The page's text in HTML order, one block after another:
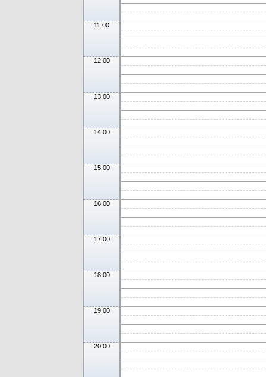
11:00
12:00
13:00
14:00
15:00
16:00
17:00
18:00
19:00
20:00